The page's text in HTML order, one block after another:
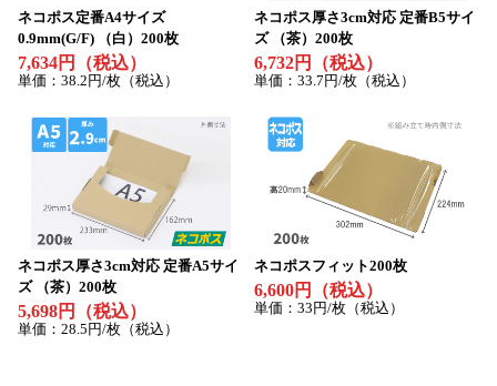
ネコポス定番A4サイズ
0.9mm(G/F) （白）200枚
7,634円（税込）
単価：38.2円/枚（税込）
ネコポス厚さ3cm対応 定番B5サイ
ズ （茶）200枚
6,732円（税込）
単価：33.7円/枚（税込）
ネコポス厚さ3cm対応 定番A5サイ
ズ （茶）200枚
5,698円（税込）
単価：28.5円/枚（税込）
ネコポスフィット200枚
6,600円（税込）
単価：33円/枚（税込）